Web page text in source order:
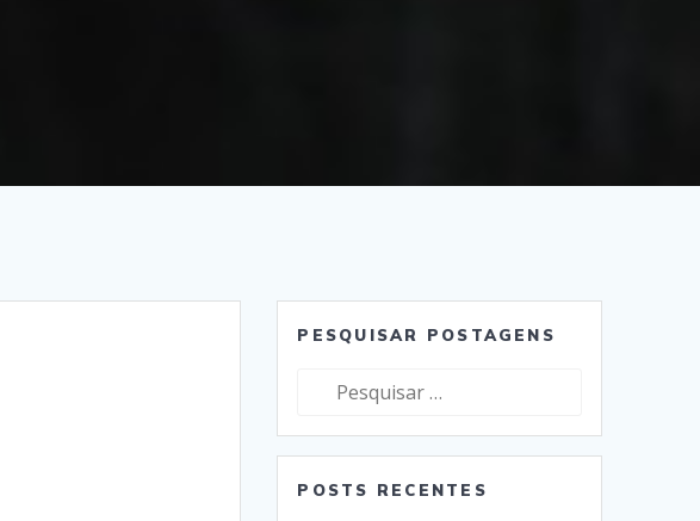
PESQUISAR POSTAGENS
Pesquisar
POSTS RECENTES